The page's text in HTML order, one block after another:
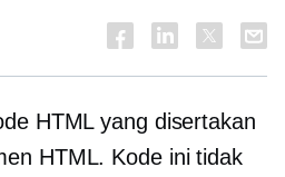
HTML yang disertakan
HTML. Kode ini tidak